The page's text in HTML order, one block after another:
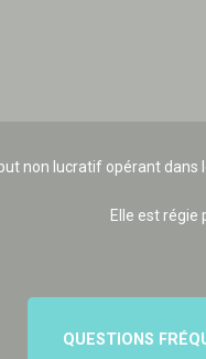
non lucratif opérant dans
Elle est régie
QUESTIONS